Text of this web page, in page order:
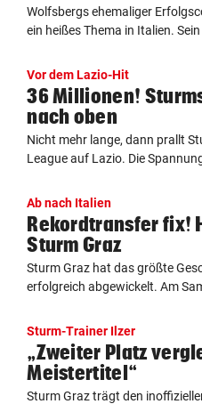
Wolfsbergs ehemaliger
ein heißes Thema in Italien.
Vor dem Lazio-Hit
36 Millionen!
nach oben
Nicht mehr lange, dann prallt
League auf Lazio. Die
Ab nach Italien
Rekordtransfer fix!
Sturm Graz
Sturm Graz hat das größte
erfolgreich abgewickelt. Am
Sturm-Trainer Ilzer
„Zweiter Platz
Meistertitel“
Sturm Graz trägt den